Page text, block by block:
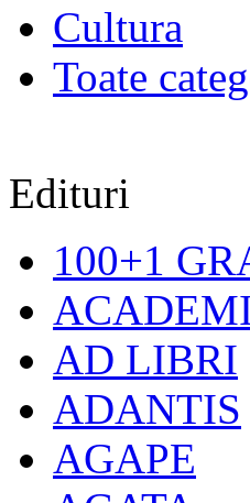
Cultura
Toate
Edituri
100+1
AD LIBRI
ADANTIS
AGAPE